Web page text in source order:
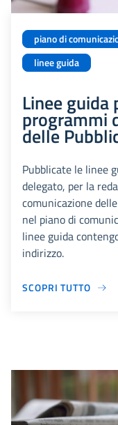
piano di
linee guida
Linee guida
programmi
delle
Pubblicate le linee
delegato, per la
comunicazione
nel piano di
linee guida
indirizzo.
SCOPRI TUTTO